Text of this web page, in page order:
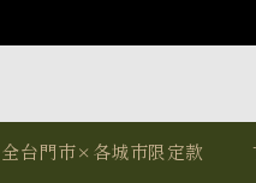
全台門市×各城市限定款